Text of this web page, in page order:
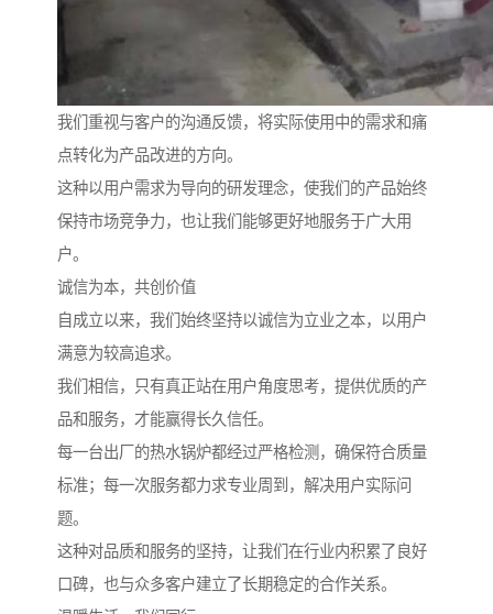
我们重视与客户的沟通反馈，将实际使用中的需求和痛
点转化为产品改进的方向。
这种以用户需求为导向的研发理念，使我们的产品始终
保持市场竞争力，也让我们能够更好地服务于广大用
户。
诚信为本，共创价值
自成立以来，我们始终坚持以诚信为立业之本，以用户
满意为较高追求。
我们相信，只有真正站在用户角度思考，提供优质的产
品和服务，才能赢得长久信任。
每一台出厂的热水锅炉都经过严格检测，确保符合质量
标准；每一次服务都力求专业周到，解决用户实际问
题。
这种对品质和服务的坚持，让我们在行业内积累了良好
口碑，也与众多客户建立了长期稳定的合作关系。